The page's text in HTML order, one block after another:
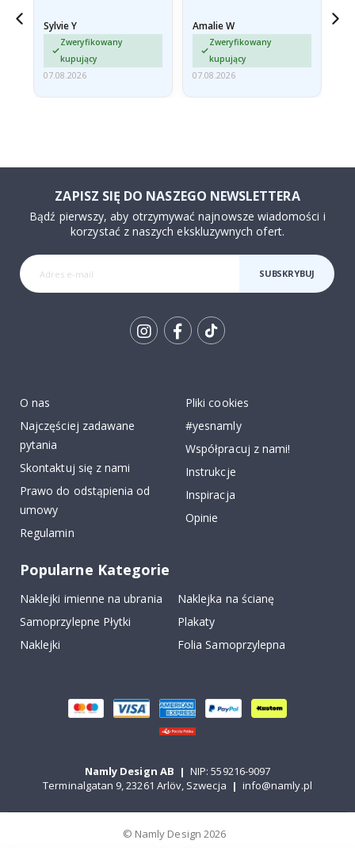
enveloppe rigide car ils
sont arrivés roulés et un…
Sylvie Y
Zweryfikowany
kupujący
07.08.2026
Amalie W
Zweryfikowany
kupujący
07.08.2026
ZAPISZ SIĘ DO NASZEGO NEWSLETTERA
Bądź pierwszy, aby otrzymywać najnowsze wiadomości i
korzystać z naszych ekskluzywnych ofert.
SUBSKRYBUJ
O nas
Najczęściej zadawane
pytania
Skontaktuj się z nami
Prawo do odstąpienia od
umowy
Regulamin
Pliki cookies
#yesnamly
Współpracuj z nami!
Instrukcje
Inspiracja
Opinie
Popularne Kategorie
Naklejki imienne na ubrania
Naklejka na ścianę
Samoprzylepne Płytki
Plakaty
Naklejki
Folia Samoprzylepna
Namly Design AB | NIP: 559216-9097
Terminalgatan 9, 23261 Arlöv, Szwecja | info@namly.pl
© Namly Design 2026